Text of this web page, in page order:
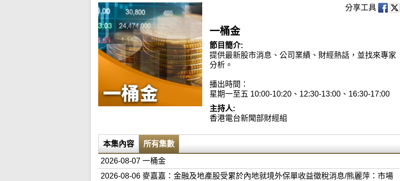
h
分享工具
一桶金
節目簡介:
提供最新股市消息、公司業績、財經熱話，並找來專家
分析。
播出時間：
星期一至五 10:00-10:20、12:30-13:00、16:30-17:00
主持人:
香港電台新聞部財經組
本集內容 所有集數
2026-08-07 一桶金
2026-08-06 麥嘉嘉：金融及地產股受累於內地就境外保單收益徵稅消息/熊麗萍：市場